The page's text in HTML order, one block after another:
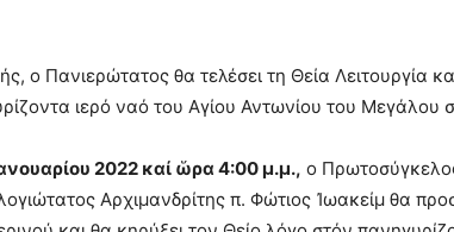
ο Πανιερώτατος θα τελέσει τη Θεία Λειτουργία
ιερό ναό του Αγίου Αντωνίου του Μεγάλου
2022 καί ὥρα 4:00 μ.μ., ο
Αρχιμανδρίτης π. Φώτιος Ἰωακείμ θα